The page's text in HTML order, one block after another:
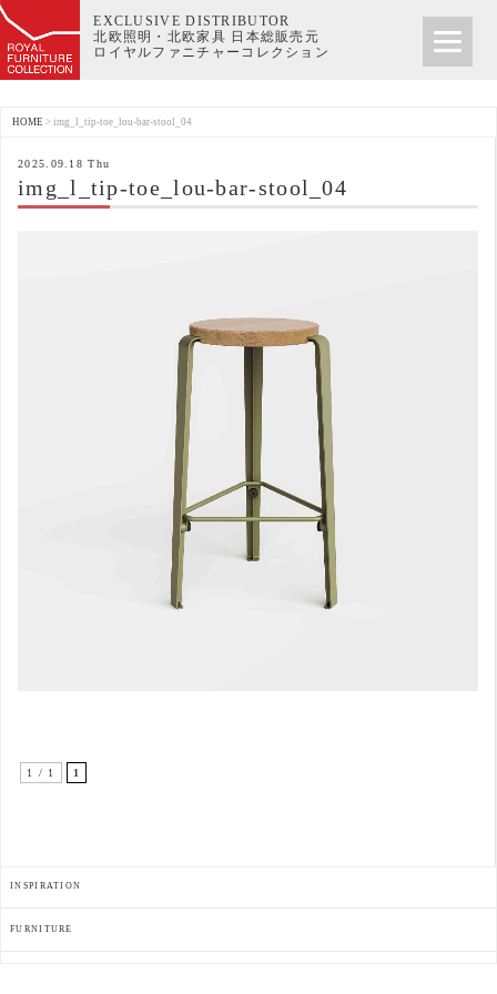
EXCLUSIVE DISTRIBUTOR
北欧照明・北欧家具 日本総販売元
ロイヤルファニチャーコレクション
HOME > img_l_tip-toe_lou-bar-stool_04
2025.09.18 Thu
img_l_tip-toe_lou-bar-stool_04
1 / 1 1
INSPIRATION
FURNITURE